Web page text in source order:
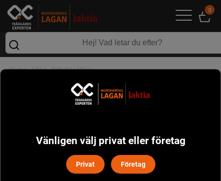
0
Start> ATV> Tillbehör ATV>
Vänligen välj privat eller företag
Privat Företag